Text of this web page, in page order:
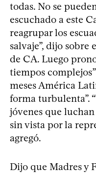
todas. No se
escuchado a este
reagrupar los
salvaje”, dijo sobre
de CA. Luego
tiempos
meses América
forma turbulenta”.
jóvenes que
sin vista por la
agregó.
Dijo que Madres y